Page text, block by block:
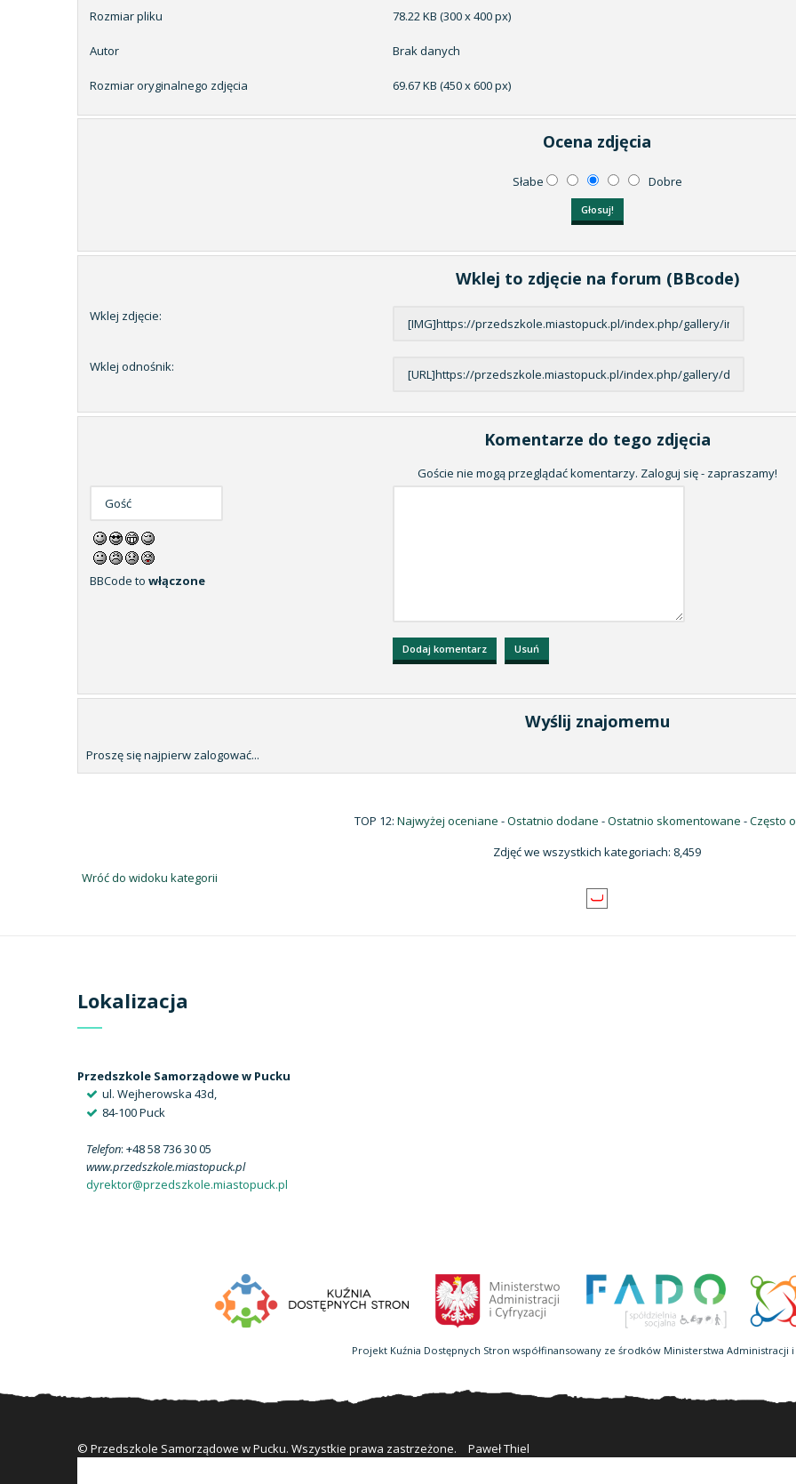
Rozmiar pliku 78.22 KB (300 x 400 px)
Autor Brak danych
Rozmiar oryginalnego zdjęcia 69.67 KB (450 x 600 px)
Ocena zdjęcia
Słabe Dobre
Wklej to zdjęcie na forum (BBcode)
Wklej zdjęcie:
Wklej odnośnik:
Komentarze do tego zdjęcia
Goście nie mogą przeglądać komentarzy. Zaloguj się - zapraszamy!
BBCode to włączone
Wyślij znajomemu
Proszę się najpierw zalogować...
TOP 12: Najwyżej oceniane -Ostatnio dodane -Ostatnio skomentowane -Często
Zdjęć we wszystkich kategoriach: 8,459
Wróć do widoku kategorii
Lokalizacja
Przedszkole Samorządowe w Pucku
ul. Wejherowska 43d,
84-100 Puck
Telefon: +48 58 736 30 05
www.przedszkole.miastopuck.pl
dyrektor@przedszkole.miastopuck.pl
Projekt Kuźnia Dostępnych Stron współfinansowany ze środków Ministerstwa Administracji i
© Przedszkole Samorządowe w Pucku. Wszystkie prawa zastrzeżone. Paweł Thiel